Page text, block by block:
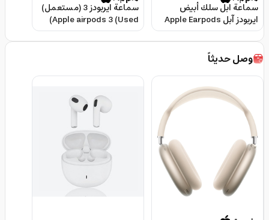
سماعة ابل سلك أبيض
ايربودز آبل Apple Earpods
With Lightning Connector
سماعة ايربودز 3 (مستعمل)
Apple airpods 3 (Used)
وصل حديثاً